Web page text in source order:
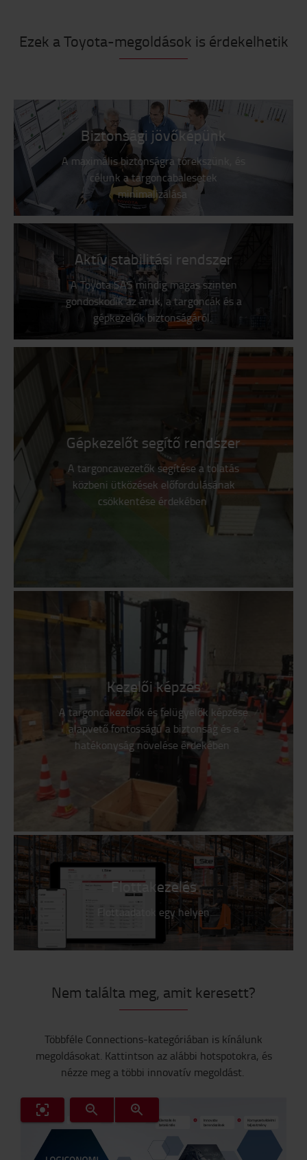
Ezek a Toyota-megoldások is érdekelhetik
Biztonsági jövőképünk
A maximális biztonságra törekszünk, és
célunk a targoncabalesetek
minimalizálása
Aktív stabilitási rendszer
A Toyota SAS mindig magas szinten
gondoskodik az áruk, a targoncák és a
gépkezelők biztonságáról.
Gépkezelőt segítő rendszer
A targoncavezetők segítése a tolatás
közbeni ütközések előfordulásának
csökkentése érdekében
Kezelői képzés
A targoncakezelők és felügyelők képzése
alapvető fontosságú a biztonság és a
hatékonyság növelése érdekében
Flottakezelés
Flottaadatok egy helyen
Nem találta meg, amit keresett?
Többféle Connections-kategóriában is kínálunk
megoldásokat. Kattintson az alábbi hotspotokra, és
nézze meg a többi innovatív megoldást.
Elemzés és
betekintés
Innovatív
berendezések
Környezetvédelmi
teljesítmény